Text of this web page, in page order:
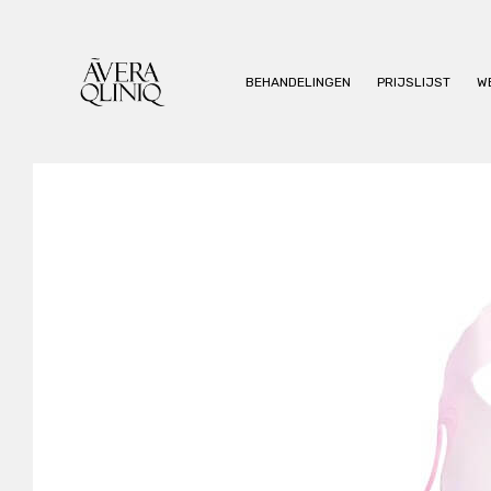
BEHANDELINGEN PRIJSLIJST